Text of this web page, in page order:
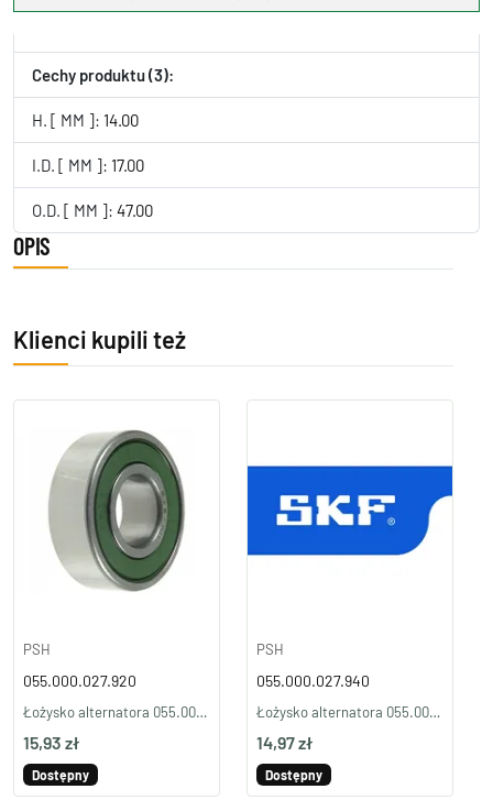
Cechy produktu (3):
H. [ MM ]: 14.00
I.D. [ MM ]: 17.00
O.D. [ MM ]: 47.00
OPIS
Klienci kupili też
PSH
055.000.027.920
Łożysko alternatora 055.000.027.920 (NSK)
15,93 zł
Dostępny
PSH
055.000.027.940
Łożysko alternatora 055.000.027.940 (SKF)
14,97 zł
Dostępny